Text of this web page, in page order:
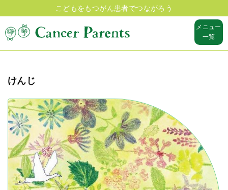
こどもをもつがん患者でつながろう
メニュー
一覧
けんじ